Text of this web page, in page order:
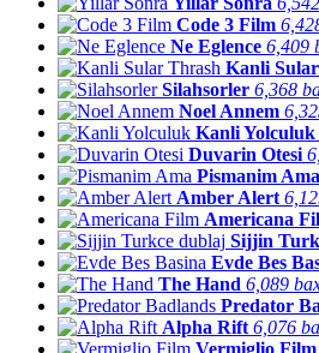
Code 3 Film
Ne Eglence 6,409
Kanli
‎Silahsorler 6,368
Noel Annem
Kanli Yolculuk
Duvarin Otesi
Pismanim Ama
Amber Alert
Americana
Sijjin
Evde Bes
The Hand 6,089
Predator
Alpha Rift 6,076